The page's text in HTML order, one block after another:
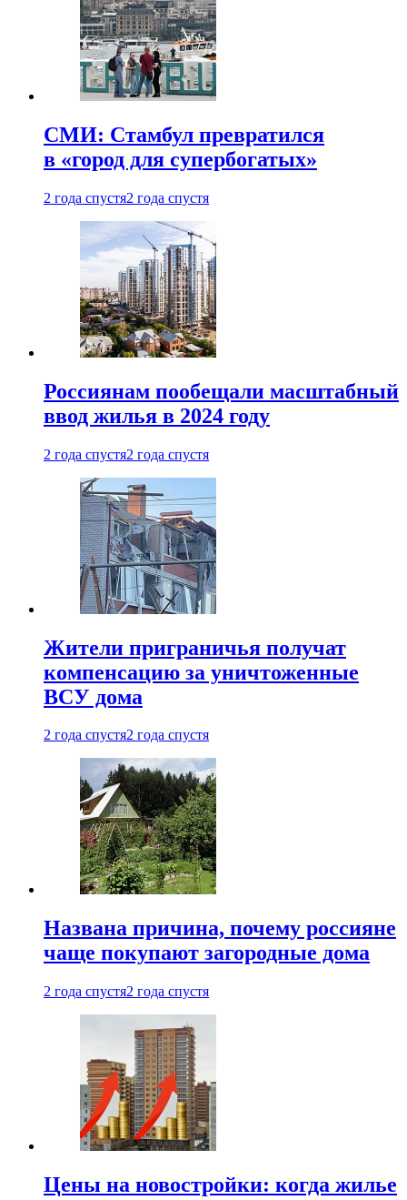
СМИ: Стамбул превратился
в «город для супербогатых»
2 года спустя2 года спустя
Россиянам пообещали масштабный
ввод жилья в 2024 году
2 года спустя2 года спустя
Жители приграничья получат
компенсацию за уничтоженные
ВСУ дома
2 года спустя2 года спустя
Названа причина, почему россияне
чаще покупают загородные дома
2 года спустя2 года спустя
Цены на новостройки: когда жилье